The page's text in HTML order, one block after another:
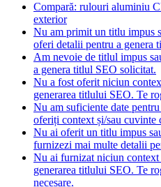
Compară: rulouri aluminiu
exterior
Nu am primit un titlu impus
oferi detalii pentru a genera
Am nevoie de titlul impus
a genera titlul SEO solicitat.
Nu a fost oferit niciun
generarea titlului SEO. Te
Nu am suficiente date
oferiți context și/sau cuvinte
Nu ai oferit un titlu impus
furnizezi mai multe detalii
Nu ai furnizat niciun context
generarea titlului SEO. Te
necesare.